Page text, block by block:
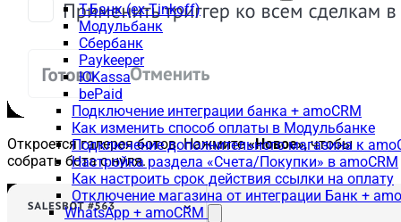
Т-Банк (ex-Tinkoff)
Модульбанк
Сбербанк
Paykeeper
ЮKassa
bePaid
Подключение интеграции банка + amoCRM
Как изменить способ оплаты в Модульбанке
Подключение дополнительного магазина к
Настройка раздела «Счета/Покупки» в amoCRM
Как настроить срок действия ссылки на оплату
Отключение магазина от интеграции Банк +
WhatsApp + amoCRM
Откроется галерея ботов. Нажмите«Новое», чтобы
собрать бота с нуля.